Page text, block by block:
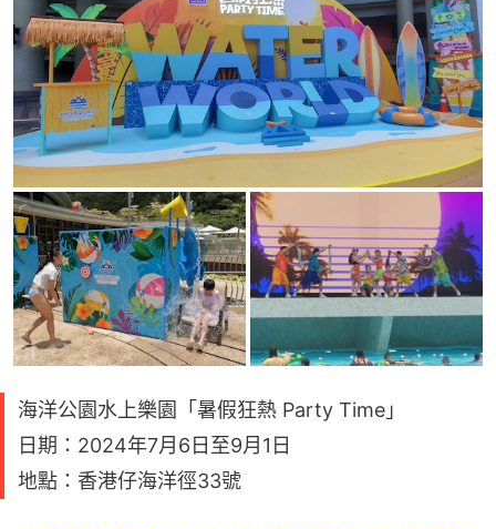
海洋公園水上樂園「暑假狂熱 Party Time」
日期：2024年7月6日至9月1日
地點：香港仔海洋徑33號